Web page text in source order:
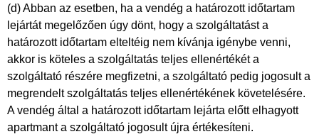
(d) Abban az esetben, ha a vendég a határozott időtartam
lejártát megelőzően úgy dönt, hogy a szolgáltatást a
határozott időtartam elteltéig nem kívánja igénybe venni,
akkor is köteles a szolgáltatás teljes ellenértékét a
szolgáltató részére megfizetni, a szolgáltató pedig jogosult a
megrendelt szolgáltatás teljes ellenértékének követelésére.
A vendég által a határozott időtartam lejárta előtt elhagyott
apartmant a szolgáltató jogosult újra értékesíteni.